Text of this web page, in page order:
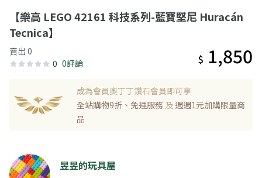
【樂高 LEGO 42161 科技系列-藍寶堅尼 Huracán
Tecnica】
賣出 0
0 0評論 $ 1,850
成為會員奧丁丁鑽石會員即可享
全站購物9折、免運服務 及 週週1元加購限量商
品
昱昱的玩具屋